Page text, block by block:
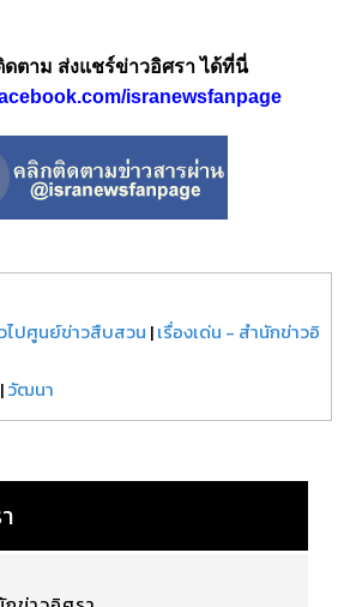
ตาม ส่งแชร์ข่าวอิศรา ได้ที่นี่
isranewsfanpage
ไปศูนย์ข่าวสืบสวน |เรื่องเด่น - สำนักข่าวอิ
|วัฒนา